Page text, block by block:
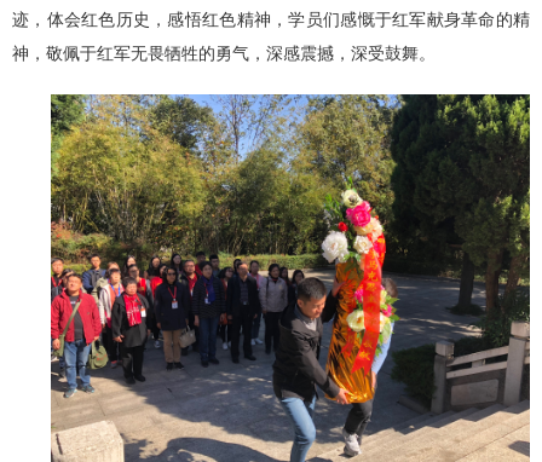
迹，体会红色历史，感悟红色精神，学员们感慨于红军献身革命的精
神，敬佩于红军无畏牺牲的勇气，深感震撼，深受鼓舞。